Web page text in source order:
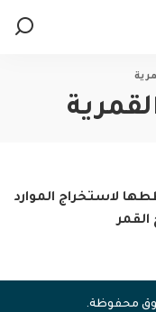
لاستخراج الموارد